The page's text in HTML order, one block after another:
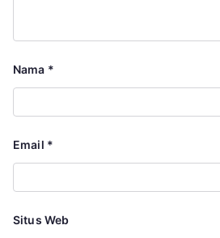
Nama *
Email *
Situs Web